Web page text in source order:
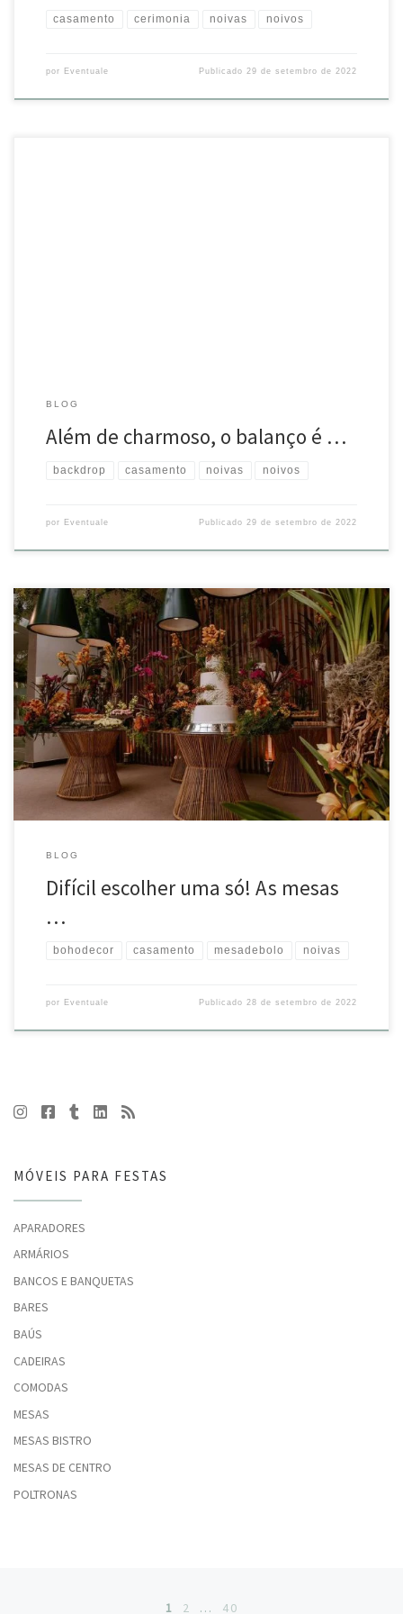
casamento cerimonia noivas noivos
por Eventuale Publicado 29 de setembro de 2022
BLOG
Além de charmoso, o balanço é …
backdrop casamento noivas noivos
por Eventuale Publicado 29 de setembro de 2022
Difícil escolher uma só! As mesas Brisa ficaram IN-CRI-VEIS!!!
Quer
uma dica para definir sua mesa de bolo e doces? Invista em peças
atemporais, que enriqueçam o projeto de decoração! O rattan é um
exemplo de material que está sempre em alta! Leve, elegante e
charmoso, pode ser combinado […]
BLOG
Difícil escolher uma só! As mesas
…
bohodecor casamento mesadebolo noivas
por Eventuale Publicado 28 de setembro de 2022
MÓVEIS PARA FESTAS
APARADORES
ARMÁRIOS
BANCOS E BANQUETAS
BARES
BAÚS
CADEIRAS
COMODAS
MESAS
MESAS BISTRO
MESAS DE CENTRO
POLTRONAS
1 2 … 40